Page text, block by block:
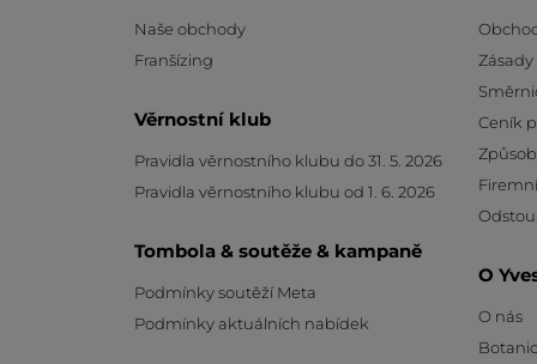
Naše obchody
Franšízing
Věrnostní klub
Pravidla věrnostního klubu do 31. 5. 2026
Pravidla věrnostního klubu od 1. 6. 2026
Tombola & soutěže & kampaně
Podmínky soutěží Meta
Podmínky aktuálních nabídek
Ceník
O
O nás